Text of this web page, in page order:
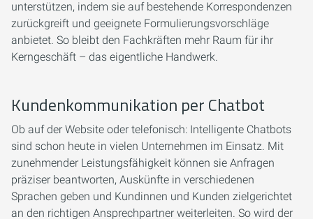
unterstützen, indem sie auf bestehende Korrespondenzen
zurückgreift und geeignete Formulierungsvorschläge
anbietet. So bleibt den Fachkräften mehr Raum für ihr
Kerngeschäft – das eigentliche Handwerk.
Kundenkommunikation per Chatbot
Ob auf der Website oder telefonisch: Intelligente Chatbots
sind schon heute in vielen Unternehmen im Einsatz. Mit
zunehmender Leistungsfähigkeit können sie Anfragen
präziser beantworten, Auskünfte in verschiedenen
Sprachen geben und Kundinnen und Kunden zielgerichtet
an den richtigen Ansprechpartner weiterleiten. So wird der